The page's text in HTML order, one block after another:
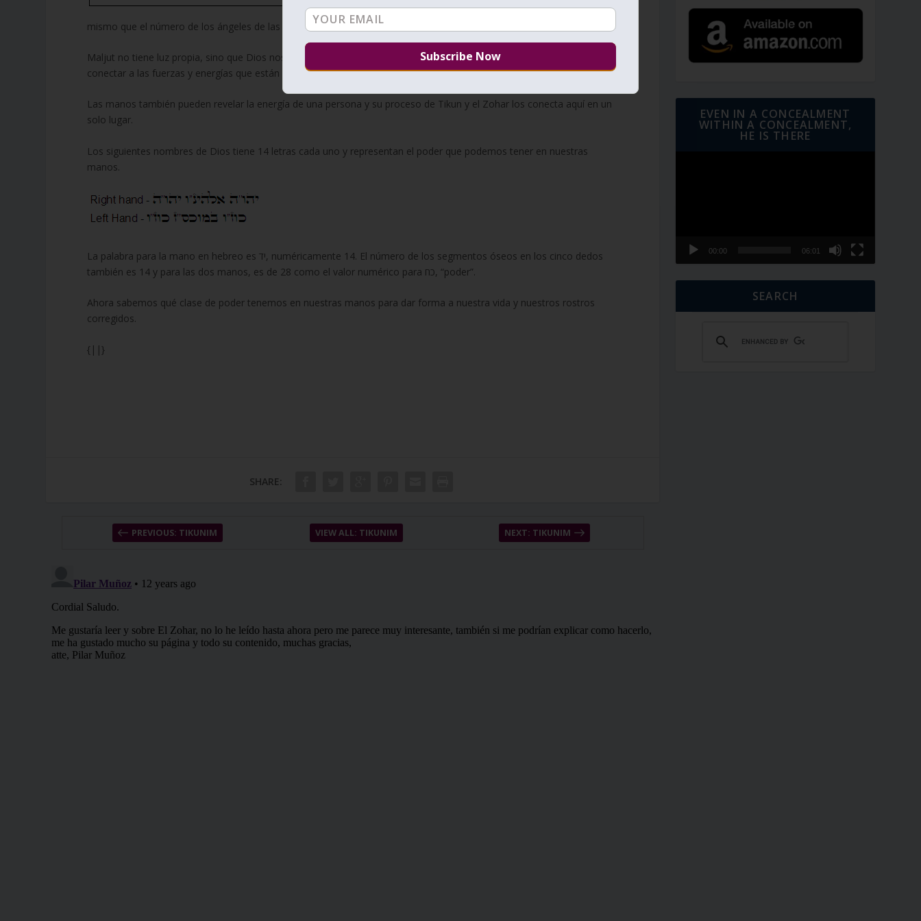
numérico de 28, lo
mismo que el número de los ángeles de las 9 Sefirot.
Maljut no tiene luz propia, sino que Dios nos dio el poder a través de los textos sagrados de la Torá y el Zohar para
conectar a las fuerzas y energías que están por encima de nosotros.
Las manos también pueden revelar la energía de una persona y su proceso de Tikun y el Zohar los conecta aquí en un
solo lugar.
Los siguientes nombres de Dios tiene 14 letras cada uno y representan el poder que podemos tener en nuestras
manos.
La palabra para la mano en hebreo es יד, numéricamente 14. El número de los segmentos óseos en los cinco dedos
también es 14 y para las dos manos, es de 28 como el valor numérico para כח, “poder”.
Ahora sabemos qué clase de poder tenemos en nuestras manos para dar forma a nuestra vida y nuestros rostros
corregidos.
{||}
SHARE:
PREVIOUS: TIKUNIM VIEW ALL: TIKUNIM NEXT: TIKUNIM
EVEN IN A CONCEALMENT
WITHIN A CONCEALMENT,
HE IS THERE
00:00 06:01
SEARCH